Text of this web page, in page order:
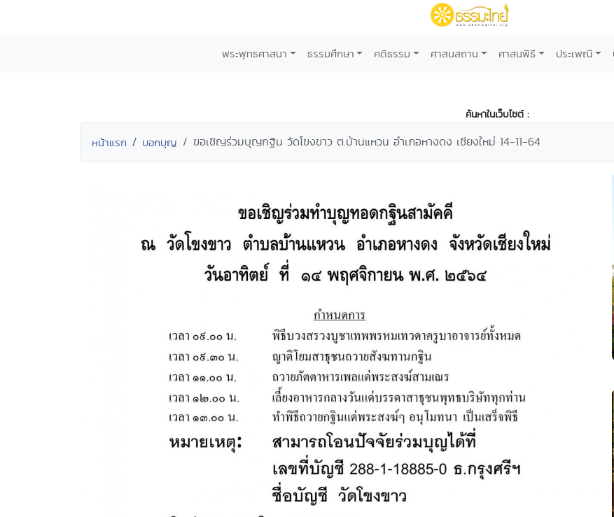
พระพุทธศาสนา ธรรมศึกษา คติธรรม ศาสนสถาน ศาสนพิธี ประเพณี
ค้นหาในเว็บไซต์ :
หน้าแรก บอกบุญ ขอเชิญร่วมบุญกฐิน วัดโขงขาว ต.บ้านแหวน อำเภอหางดง เชียงใหม่ 14-11-64